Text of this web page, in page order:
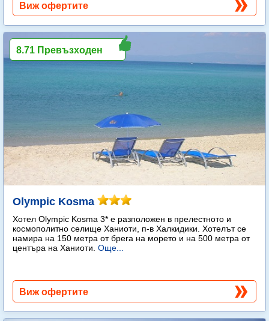
Виж офертите
Olympic Kosma
Хотел Olympic Kosma 3* е разположен в прелестното и
космополитно селище Ханиоти, п-в Халкидики. Хотелът се
намира на 150 метра от брега на морето и на 500 метра от
центъра на Ханиоти. Още...
8.71 Превъзходен
Виж офертите